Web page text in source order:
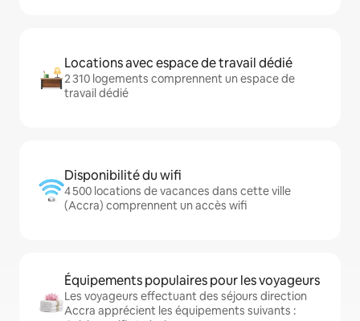
Locations avec espace de travail dédié
2 310 logements comprennent un espace de
travail dédié
Disponibilité du wifi
4 500 locations de vacances dans cette ville
(Accra) comprennent un accès wifi
Équipements populaires pour les voyageurs
Les voyageurs effectuant des séjours direction
Accra apprécient les équipements suivants :